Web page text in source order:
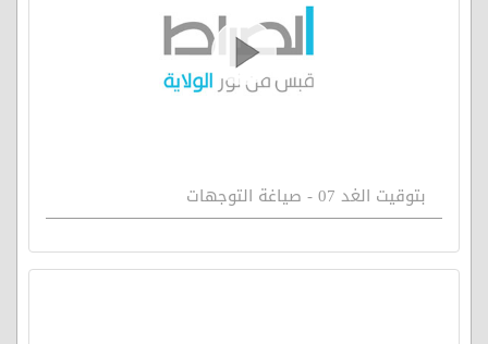
بتوقيت الغد 07 - صياغة التوجهات